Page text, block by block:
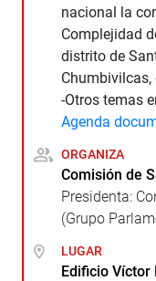
nacional la
Complejidad
distrito de
Chumbivilcas,
-Otros temas
Agenda
ORGANIZA
Comisión de
Presidenta:
(Grupo
LUGAR
Edificio Víctor